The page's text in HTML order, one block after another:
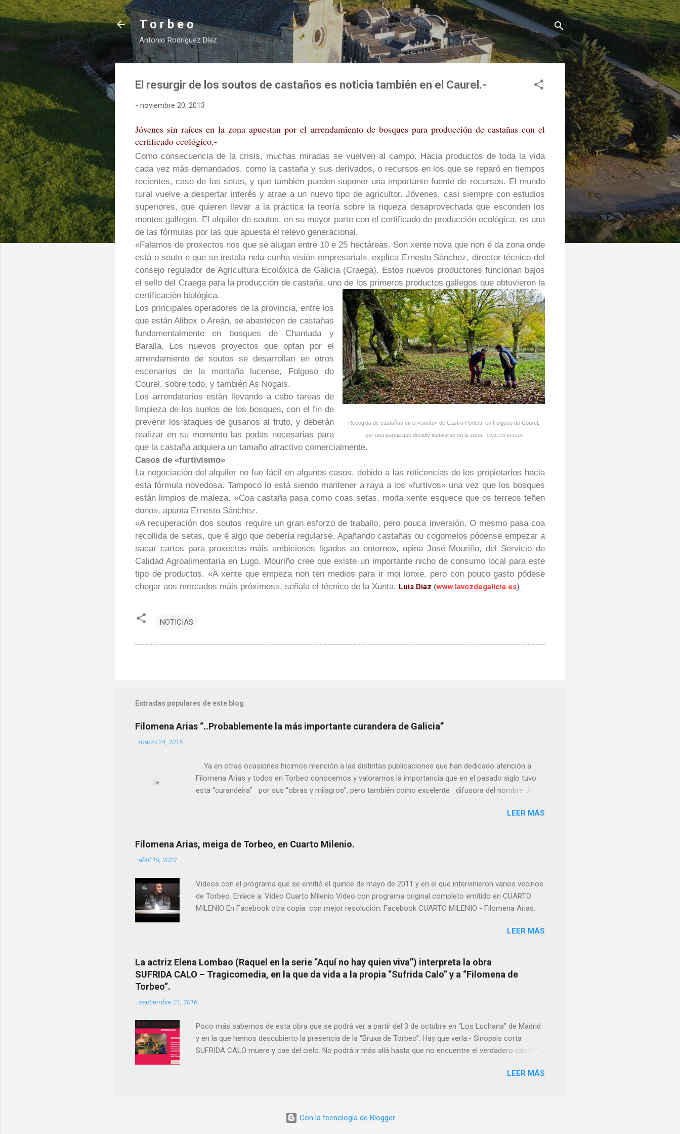
Ir al contenido principal
T o r b e o
Antonio Rodríguez Díaz
El resurgir de los soutos de castaños es noticia también en el Caurel.-
- noviembre 20, 2013
Jóvenes sin raíces en la zona apuestan por el arrendamiento de bosques para producción de castañas con el
certificado ecológico.-
Como consecuencia de la crisis, muchas miradas se vuelven al campo. Hacia productos de toda la vida
cada vez más demandados, como la castaña y sus derivados, o recursos en los que se reparó en tiempos
recientes, caso de las setas, y que también pueden suponer una importante fuente de recursos. El mundo
rural vuelve a despertar interés y atrae a un nuevo tipo de agricultor. Jóvenes, casi siempre con estudios
superiores, que quieren llevar a la práctica la teoría sobre la riqueza desaprovechada que esconden los
montes gallegos. El alquiler de soutos, en su mayor parte con el certificado de producción ecológica, es una
de las fórmulas por las que apuesta el relevo generacional.
«Falamos de proxectos nos que se alugan entre 10 e 25 hectáreas. Son xente nova que non é da zona onde
está o souto e que se instala nela cunha visión empresarial», explica Ernesto Sánchez, director técnico del
consejo regulador de Agricultura Ecolóxica de Galicia (Craega). Estos nuevos productores funcionan bajos
el sello del Craega para la producción de castaña, uno de los primeros productos gallegos que obtuvieron la
certificación biológica.
Recogida de castañas en el «souto» de Castro Portela, en Folgoso do Courel,
por una pareja que decidió instalarse en la zona.
CARLOS RUEDA
Los principales operadores de la provincia, entre los
que están Alibox o Areán, se abastecen de castañas
fundamentalmente en bosques de Chantada y
Baralla. Los nuevos proyectos que optan por el
arrendamiento de soutos se desarrollan en otros
escenarios de la montaña lucense, Folgoso do
Courel, sobre todo, y también As Nogais.
Los arrendatarios están llevando a cabo tareas de
limpieza de los suelos de los bosques, con el fin de
prevenir los ataques de gusanos al fruto, y deberán
realizar en su momento las podas necesarias para
que la castaña adquiera un tamaño atractivo comercialmente.
Casos de «furtivismo»
La negociación del alquiler no fue fácil en algunos casos, debido a las reticencias de los propietarios hacia
esta fórmula novedosa. Tampoco lo está siendo mantener a raya a los «furtivos» una vez que los bosques
están limpios de maleza. «Coa castaña pasa como coas setas, moita xente esquece que os terreos teñen
dono», apunta Ernesto Sánchez.
«A recuperación dos soutos require un gran esforzo de traballo, pero pouca inversión. O mesmo pasa coa
recollida de setas, que é algo que debería regularse. Apañando castañas ou cogomelos pódense empezar a
sacar cartos para proxectos máis ambiciosos ligados ao entorno», opina José Mouriño, del Servicio de
Calidad Agroalimentaria en Lugo. Mouriño cree que existe un importante nicho de consumo local para este
tipo de productos. «A xente que empeza non ten medios para ir moi lonxe, pero con pouco gasto pódese
chegar aos mercados máis próximos», señala el técnico de la Xunta. Luis Diaz (www.lavozdegalicia.es)
NOTICIAS
Entradas populares de este blog
Filomena Arias “..Probablemente la más importante curandera de Galicia”
-marzo 24, 2015
Ya en otras ocasiones hicimos mención a las distintas publicaciones que han dedicado atención a
Filomena Arias y todos en Torbeo conocemos y valoramos la importancia que en el pasado siglo tuvo
esta “curandeira” por sus “obras y milagros”, pero también como excelente difusora del nombre de
más importante curandera de Galicia” . En esta ocasión retomamos el tema para hacer mención a
ANTON PATIÑO REGUEIRA (ya fallecido) cuyo empeño por estudiar y dar a conocer a esta “sabia” y por
ende a Torbeo no le fue nunca suficientemente reconocido. También reproducimos integro el articulo
que en el año 2000 publico Ángel Arnaiz recogiendo información de primera mano que le suministraron
LEER MÁS
Filomena Arias, meiga de Torbeo, en Cuarto Milenio.
-abril 19, 2023
Videos con el programa que se emitió el quince de mayo de 2011 y en el que intervinieron varios vecinos
de Torbeo. Enlace a: Video Cuarto Milenio Video con programa original completo emitido en CUARTO
MILENIO En Facebook otra copia con mejor resolución: Facebook CUARTO MILENIO - Filomena Arias.
LEER MÁS
La actriz Elena Lombao (Raquel en la serie “Aquí no hay quien viva”) interpreta la obra
SUFRIDA CALO – Tragicomedia, en la que da vida a la propia “Sufrida Calo” y a “Filomena de
Torbeo”.
-septiembre 21, 2016
Poco más sabemos de esta obra que se podrá ver a partir del 3 de octubre en “Los Luchana” de Madrid
y en la que hemos descubierto la presencia de la “Bruxa de Torbeo”. Hay que verla.- Sinopsis corta
SUFRIDA CALO muere y cae del cielo. No podrá ir más allá hasta que no encuentre el verdadero camino.
lugares confusos. SUFRIDA no podrá ir más allá hasta que no descubra todas esas experiencias
Elena Lombao y Borja Echevarría Reparto: Elena Lombao: Sufrida Calo y Filomena de Torbeo
http://teatrosluchana.es/cartelera/sufrida-calo/ ELENA LOMBAO.- Elena Lombao rige la compañía LAS
LEER MÁS
Con la tecnología de Blogger